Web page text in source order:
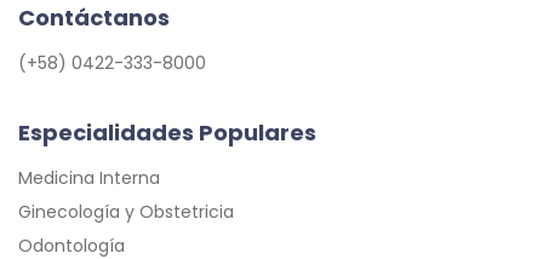
Contáctanos
(+58) 0422-333-8000
Especialidades Populares
Medicina Interna
Ginecología y Obstetricia
Odontología